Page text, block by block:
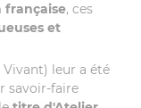
française, ces
et
leur a été
savoir-faire